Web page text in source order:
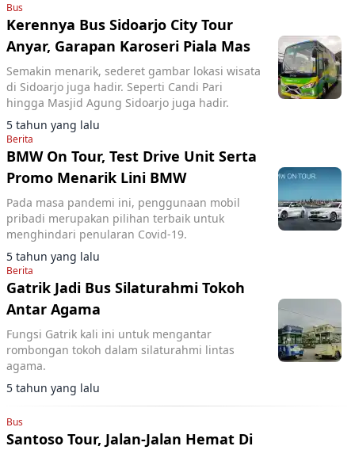
Bus
Kerennya Bus Sidoarjo City Tour
Anyar, Garapan Karoseri Piala Mas
Semakin menarik, sederet gambar lokasi wisata
di Sidoarjo juga hadir. Seperti Candi Pari
hingga Masjid Agung Sidoarjo juga hadir.
5 tahun yang lalu
Berita
BMW On Tour, Test Drive Unit Serta
Promo Menarik Lini BMW
Pada masa pandemi ini, penggunaan mobil
pribadi merupakan pilihan terbaik untuk
menghindari penularan Covid-19.
5 tahun yang lalu
Berita
Gatrik Jadi Bus Silaturahmi Tokoh
Antar Agama
Fungsi Gatrik kali ini untuk mengantar
rombongan tokoh dalam silaturahmi lintas
agama.
5 tahun yang lalu
Bus
Santoso Tour, Jalan-Jalan Hemat Di